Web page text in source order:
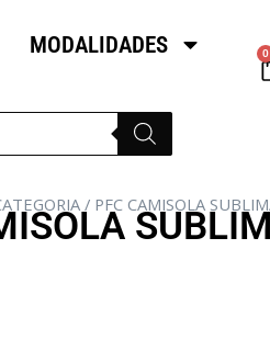
MODALIDADES
0
/ PFC CAMISOLA